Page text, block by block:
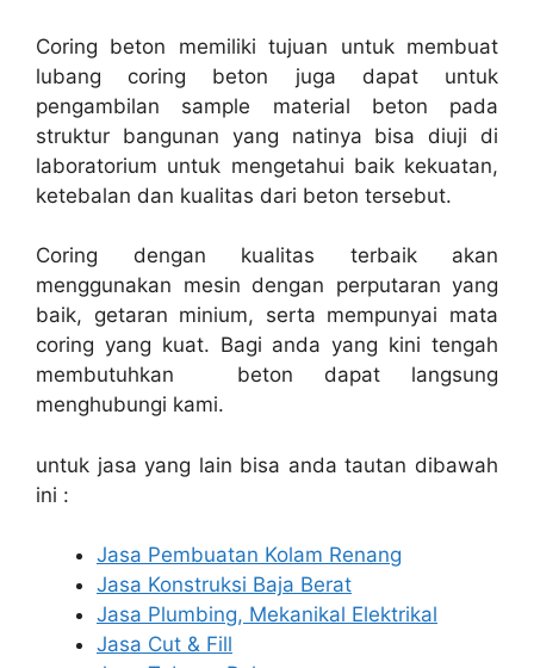
Coring beton memiliki tujuan untuk membuat
lubang coring beton juga dapat untuk
pengambilan sample material beton pada
struktur bangunan yang natinya bisa diuji di
laboratorium untuk mengetahui baik kekuatan,
ketebalan dan kualitas dari beton tersebut.
Coring dengan kualitas terbaik akan
menggunakan mesin dengan perputaran yang
baik, getaran minium, serta mempunyai mata
coring yang kuat. Bagi anda yang kini tengah
membutuhkan beton dapat langsung
menghubungi kami.
untuk jasa yang lain bisa anda tautan dibawah
ini :
Jasa Pembuatan Kolam Renang
Jasa Konstruksi Baja Berat
Jasa Plumbing, Mekanikal Elektrikal
Jasa Cut & Fill